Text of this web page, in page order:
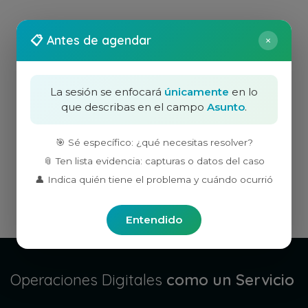
📋 Antes de agendar ×
La sesión se enfocará únicamente en lo
que describas en el campo Asunto.
🎯 Sé específico: ¿qué necesitas resolver?
📎 Ten lista evidencia: capturas o datos del caso
👤 Indica quién tiene el problema y cuándo ocurrió
Entendido
Operaciones Digitales como un Servicio